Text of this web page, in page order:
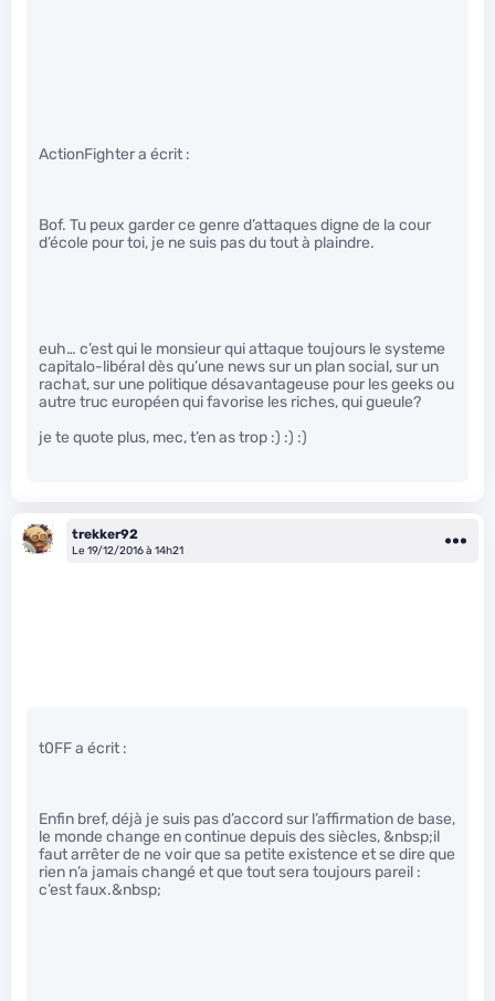
ActionFighter a écrit :
Bof. Tu peux garder ce genre d’attaques digne de la cour
d’école pour toi, je ne suis pas du tout à plaindre.
euh… c’est qui le monsieur qui attaque toujours le systeme
capitalo-libéral dès qu’une news sur un plan social, sur un
rachat, sur une politique désavantageuse pour les geeks ou
autre truc européen qui favorise les riches, qui gueule?
je te quote plus, mec, t’en as trop :) :) :)
trekker92
Le 19/12/2016 à 14h21
t0FF a écrit :
Enfin bref, déjà je suis pas d’accord sur l’affirmation de base,
le monde change en continue depuis des siècles, &nbsp;il
faut arrêter de ne voir que sa petite existence et se dire que
rien n’a jamais changé et que tout sera toujours pareil :
c’est faux.&nbsp;